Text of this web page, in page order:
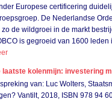
Europese certificering
De Nederlandse
zo de wildgroei in de markt
is gegroeid van 1600
laatste kolenmijn: investering
van: Luc Wolters,
Vantilt, 2018, ISBN 978 94